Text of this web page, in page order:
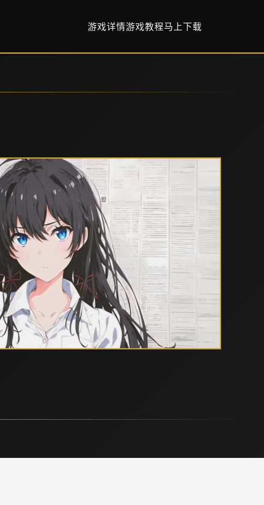
游戏详情游戏教程马上下载